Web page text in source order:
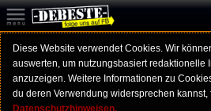
Diese Website verwendet Cookies. Wir
auswerten, um nutzungsbasiert redaktionelle
anzuzeigen. Weitere Informationen zu
du deren Verwendung widersprechen kannst,
Datenschutzhinweisen.